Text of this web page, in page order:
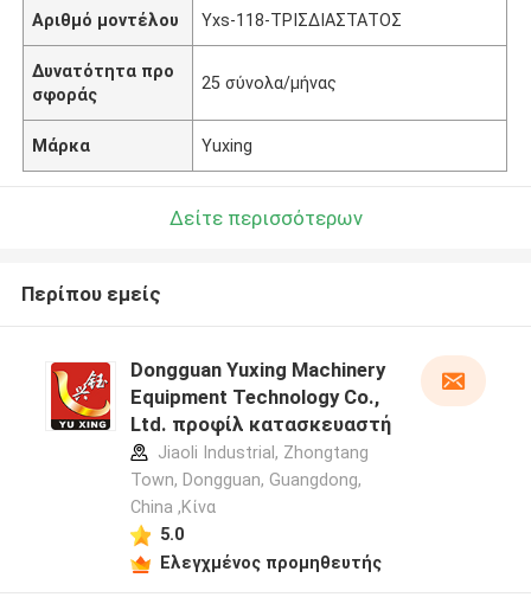
Αριθμό μοντέλου Yxs-118-ΤΡΙΣΔΙΑΣΤΑΤΟΣ
Δυνατότητα προ
σφοράς
25 σύνολα/μήνας
Μάρκα Yuxing
Δείτε περισσότερων
Περίπου εμείς
Dongguan Yuxing Machinery
Equipment Technology Co.,
Ltd. προφίλ κατασκευαστή
Jiaoli Industrial, Zhongtang
Town, Dongguan, Guangdong,
China ,Κίνα
5.0
Ελεγχμένος προμηθευτής